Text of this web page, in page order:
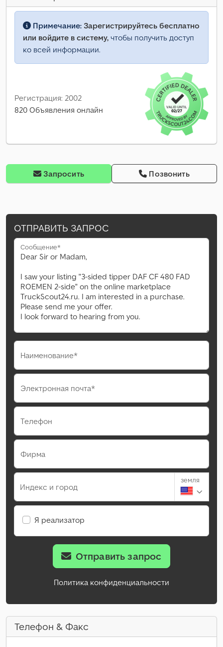
Примечание: Зарегистрируйтесь бесплатно
или войдите в систему, чтобы получить доступ
ко всей информации.
Регистрация: 2002
820 Объявления онлайн
Запросить Позвонить
ОТПРАВИТЬ ЗАПРОС
Сообщение*
Наименование*
Электронная почта*
Телефон
Фирма
Индекс и город
земля
Я реализатор
Отправить запрос
Политика конфиденциальности
Телефон & Факс